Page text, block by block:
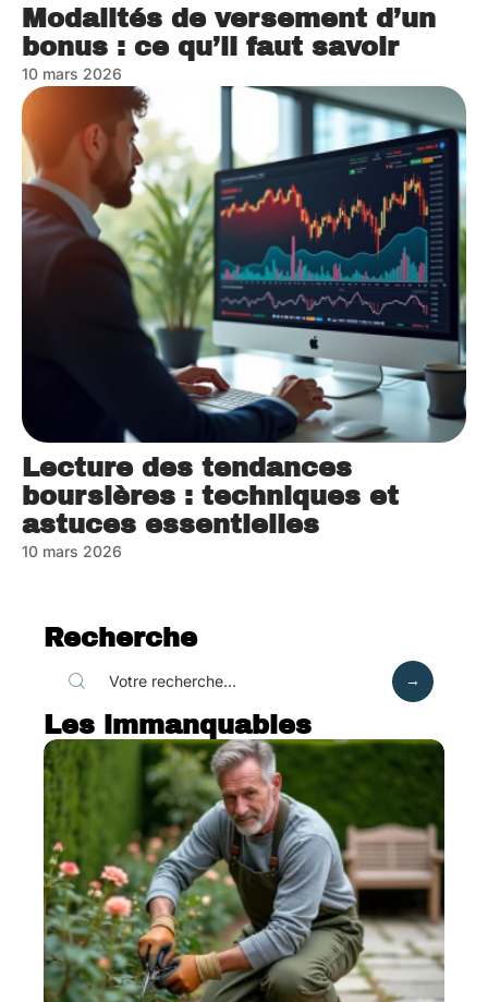
Modalités de versement d’un
bonus : ce qu’il faut savoir
10 mars 2026
Lecture des tendances
boursières : techniques et
astuces essentielles
10 mars 2026
Recherche
Les immanquables